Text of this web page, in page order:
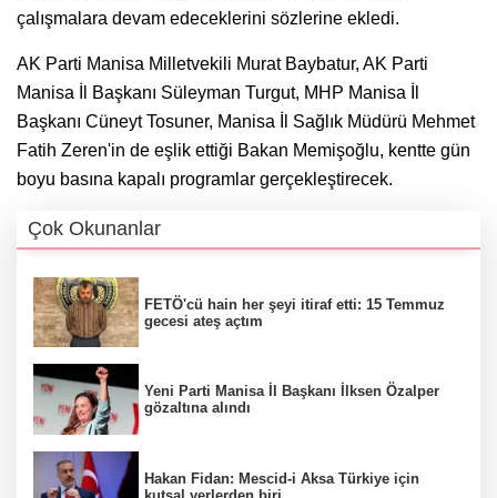
çalışmalara devam edeceklerini sözlerine ekledi.
AK Parti Manisa Milletvekili Murat Baybatur, AK Parti
Manisa İl Başkanı Süleyman Turgut, MHP Manisa İl
Başkanı Cüneyt Tosuner, Manisa İl Sağlık Müdürü Mehmet
Fatih Zeren'in de eşlik ettiği Bakan Memişoğlu, kentte gün
boyu basına kapalı programlar gerçekleştirecek.
Çok Okunanlar
FETÖ'cü hain her şeyi itiraf etti: 15 Temmuz
gecesi ateş açtım
Yeni Parti Manisa İl Başkanı İlksen Özalper
gözaltına alındı
Hakan Fidan: Mescid-i Aksa Türkiye için